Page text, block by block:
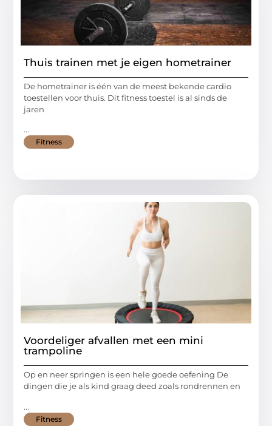
Thuis trainen met je eigen hometrainer
De hometrainer is één van de meest bekende cardio
toestellen voor thuis. Dit fitness toestel is al sinds de
jaren
...
Fitness
Voordeliger afvallen met een mini
trampoline
Op en neer springen is een hele goede oefening De
dingen die je als kind graag deed zoals rondrennen en
...
Fitness